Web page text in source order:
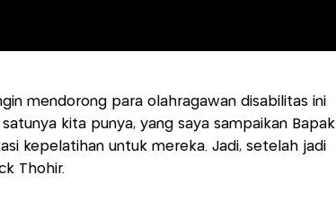
mendorong para olahragawan disabilitas ini
kita punya, yang saya sampaikan Bapak
kepelatihan untuk mereka. Jadi, setelah jadi
Thohir.